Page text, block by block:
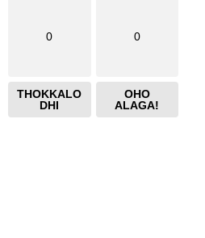
0
THOKKALO
DHI
0
OHO
ALAGA!